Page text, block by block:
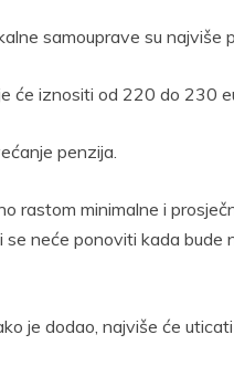
samouprave su najviše
će iznositi od 220 do 230
penzija.
rastom minimalne i
se neće ponoviti kada bude
je dodao, najviše će